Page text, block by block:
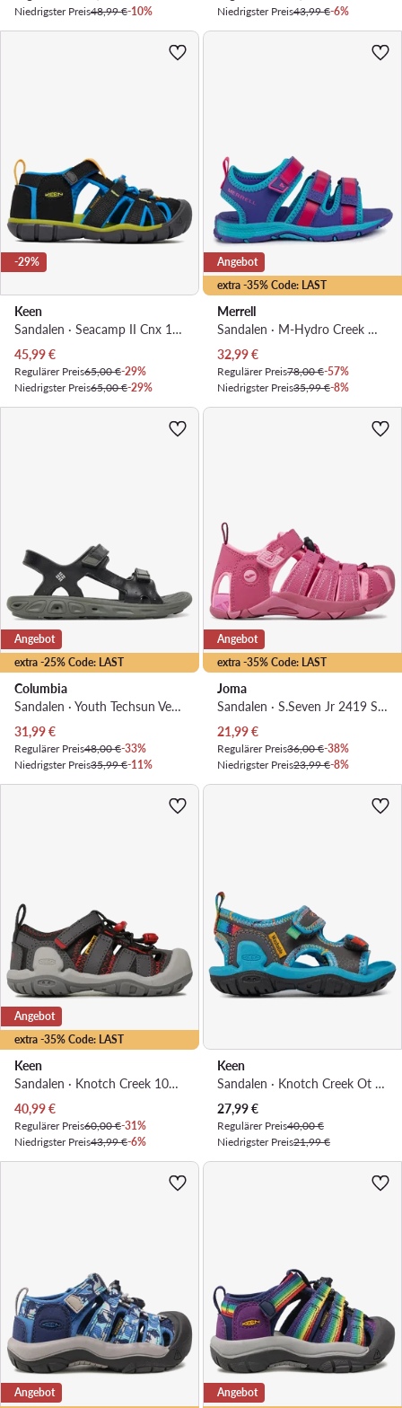
Niedrigster Preis48,99 €-10%
Niedrigster Preis43,99 €-6%
-29%
Keen
Sandalen · Seacamp II Cnx 1022969 · Schwarz
Aktueller Preis
45,99€
Regulärer Preis65,00 €-29%
Niedrigster Preis65,00 €-29%
extra -35% Code: LAST
Angebot
Merrell
Sandalen · M-Hydro Creek MK162389 · Violett
Aktueller Preis
32,99€
Regulärer Preis78,00 €-57%
Niedrigster Preis35,99 €-8%
extra -25% Code: LAST
Angebot
Columbia
Sandalen · Youth Techsun Vent BY4566 · Schwarz
Aktueller Preis
31,99€
Regulärer Preis48,00 €-33%
Niedrigster Preis35,99 €-11%
extra -35% Code: LAST
Angebot
Joma
Sandalen · S.Seven Jr 2419 SSEVJS2419V · Rosa
Aktueller Preis
21,99€
Regulärer Preis36,00 €-38%
Niedrigster Preis23,99 €-8%
extra -35% Code: LAST
Angebot
Keen
Sandalen · Knotch Creek 1026167 · Grau
Aktueller Preis
40,99€
Regulärer Preis60,00 €-31%
Niedrigster Preis43,99 €-6%
Keen
Sandalen · Knotch Creek Ot 1027225 · Grau
Aktueller Preis
27,99€
Regulärer Preis40,00 €
Niedrigster Preis21,99 €
Angebot Angebot